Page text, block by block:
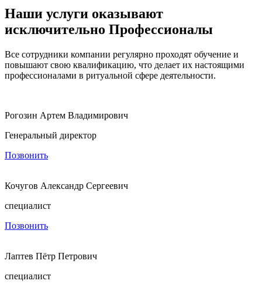
Наши услуги оказывают
исключительно Профессионалы
Все сотрудники компании регулярно проходят обучение и
повышают свою квалификацию, что делает их настоящими
профессионалами в ритуальной сфере деятельности.
Рогозин Артем Владимирович
Генеральный директор
Позвонить
Кочугов Александр Сергеевич
специалист
Позвонить
Лаптев Пётр Петрович
специалист